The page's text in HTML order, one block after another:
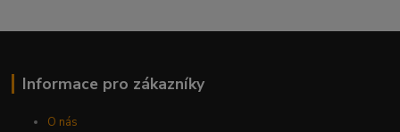
Informace pro zákazníky
O nás